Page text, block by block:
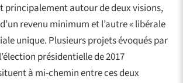
principalement autour de deux visions,
d’un revenu minimum et l’autre « libérale
unique. Plusieurs projets évoqués par
présidentielle de 2017
à mi-chemin entre ces deux